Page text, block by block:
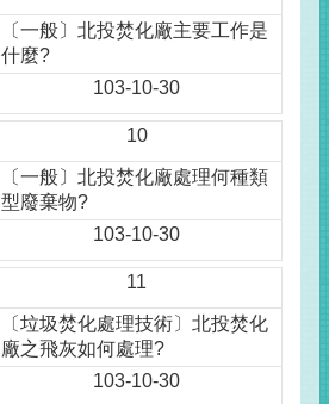
〔一般〕北投焚化廠主要工作是
什麼?
103-10-30
10
〔一般〕北投焚化廠處理何種類
型廢棄物?
103-10-30
11
〔垃圾焚化處理技術〕北投焚化
廠之飛灰如何處理?
103-10-30